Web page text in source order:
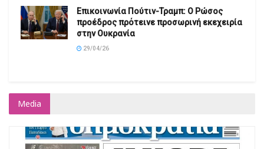
στην Ουκρανία
29/04/26